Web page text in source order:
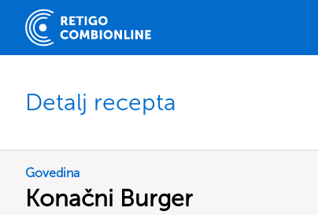
Detalj recepta
Govedina
Konačni Burger